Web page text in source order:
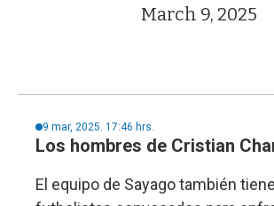
March 9, 2025
9 mar, 2025. 17:46 hrs.
Los hombres de Cristian
El equipo de Sayago también